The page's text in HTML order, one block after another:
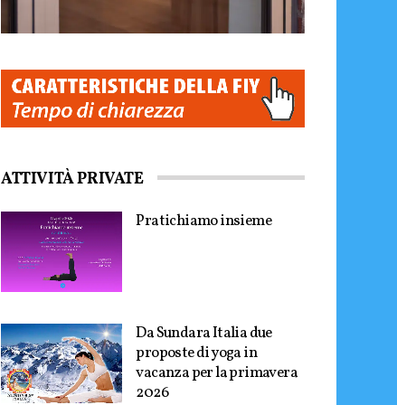
ATTIVITÀ PRIVATE
Pratichiamo insieme
Da Sundara Italia due
proposte di yoga in
vacanza per la primavera
2026